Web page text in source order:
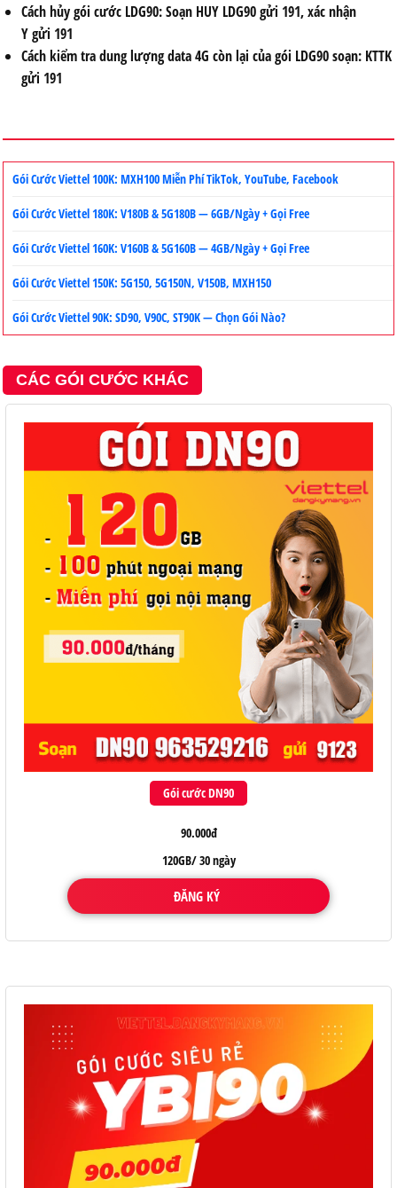
Cách hủy gói cước LDG90:Soạn HUY LDG90gửi 191,xác nhận
Ygửi 191
Cách kiểm tra dung lượng data 4G còn lại của gói LDG90 soạn: KTTK
gửi 191
Gói Cước Viettel 100K: MXH100 Miễn Phí TikTok, YouTube, Facebook
Gói Cước Viettel 180K: V180B & 5G180B — 6GB/Ngày + Gọi Free
Gói Cước Viettel 160K: V160B & 5G160B — 4GB/Ngày + Gọi Free
Gói Cước Viettel 150K: 5G150, 5G150N, V150B, MXH150
Gói Cước Viettel 90K: SD90, V90C, ST90K — Chọn Gói Nào?
CÁC GÓI CƯỚC KHÁC
Gói cước DN90
90.000đ
120GB/ 30 ngày
ĐĂNG KÝ